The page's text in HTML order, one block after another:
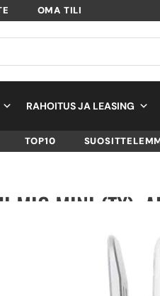
OMA TILI
RAHOITUS JA LEASING
TOP10
MIC MINI (TX),